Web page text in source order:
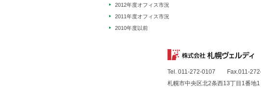
2012年度オフィス市況
2011年度オフィス市況
2010年度以前
Tel. 011-272-0107 Fax.011-
札幌市中央区北2条西13丁目1番地